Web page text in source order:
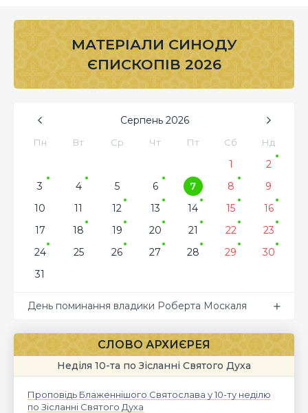
МАТЕРІАЛИ СИНОДУ
ЄПИСКОПІВ 2026
Серпень 2026
Пн Вт Ср Чт Пт Сб Нд
1
2
3
4 5 6 7 8
9
10
11 12 13 14 15
16
17
18 19 20 21 22
23
24
25 26 27 28 29
30
31
День поминання владики Роберта Москаля
СЛОВО АРХИЄРЕЯ
Неділя 10-та по Зісланні Святого Духа
Проповідь Блаженнішого Святослава у 10-ту неділю
по Зісланні Святого Духа